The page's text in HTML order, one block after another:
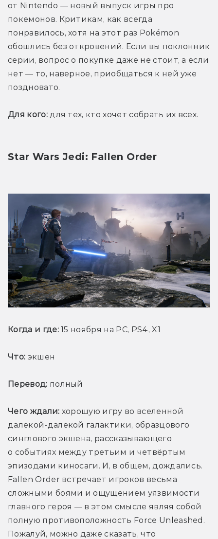
от Nintendo — новый выпуск игры про
покемонов. Критикам, как всегда
понравилось, хотя на этот раз Pokémon
обошлись без откровений. Если вы поклонник
серии, вопрос о покупке даже не стоит, а если
нет — то, наверное, приобщаться к ней уже
поздновато.
Для кого: для тех, кто хочет собрать их всех.
Star Wars Jedi: Fallen Order
Когда и где: 15 ноября на PC, PS4, X1
Что: экшен
Перевод: полный
Чего ждали: хорошую игру во вселенной
далёкой-далёкой галактики, образцового
синглового экшена, рассказывающего
о событиях между третьим и четвёртым
эпизодами киносаги. И, в общем, дождались.
Fallen Order встречает игроков весьма
сложными боями и ощущением уязвимости
главного героя — в этом смысле являя собой
полную противоположность Force Unleashed.
Пожалуй, можно даже сказать, что